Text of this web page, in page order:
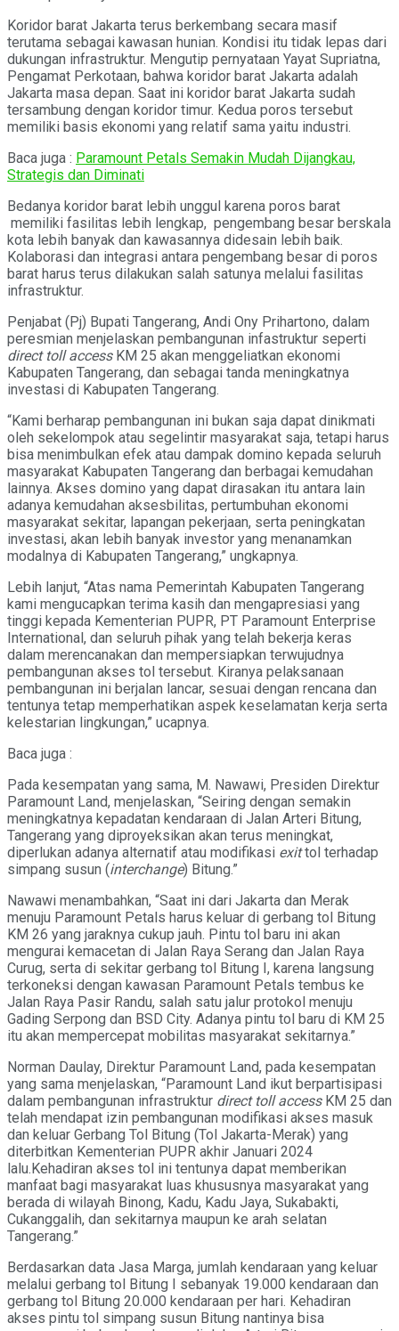
Koridor barat Jakarta terus berkembang secara masif
terutama sebagai kawasan hunian. Kondisi itu tidak lepas dari
dukungan infrastruktur. Mengutip pernyataan Yayat Supriatna,
Pengamat Perkotaan, bahwa koridor barat Jakarta adalah
Jakarta masa depan. Saat ini koridor barat Jakarta sudah
tersambung dengan koridor timur. Kedua poros tersebut
memiliki basis ekonomi yang relatif sama yaitu industri.
Baca juga : Paramount Petals Semakin Mudah Dijangkau,
Strategis dan Diminati
Bedanya koridor barat lebih unggul karena poros barat
memiliki fasilitas lebih lengkap, pengembang besar berskala
kota lebih banyak dan kawasannya didesain lebih baik.
Kolaborasi dan integrasi antara pengembang besar di poros
barat harus terus dilakukan salah satunya melalui fasilitas
infrastruktur.
Penjabat (Pj) Bupati Tangerang, Andi Ony Prihartono, dalam
peresmian menjelaskan pembangunan infastruktur seperti
direct toll accessKM 25 akan menggeliatkan ekonomi
Kabupaten Tangerang, dan sebagai tanda meningkatnya
investasi di Kabupaten Tangerang.
“Kami berharap pembangunan ini bukan saja dapat dinikmati
oleh sekelompok atau segelintir masyarakat saja, tetapi harus
bisa menimbulkan efek atau dampak domino kepada seluruh
masyarakat Kabupaten Tangerang dan berbagai kemudahan
lainnya. Akses domino yang dapat dirasakan itu antara lain
adanya kemudahan aksesbilitas, pertumbuhan ekonomi
masyarakat sekitar, lapangan pekerjaan, serta peningkatan
investasi, akan lebih banyak investor yang menanamkan
modalnya di Kabupaten Tangerang,” ungkapnya.
Lebih lanjut, “Atas nama Pemerintah Kabupaten Tangerang
kami mengucapkan terima kasih dan mengapresiasi yang
tinggi kepada Kementerian PUPR, PT Paramount Enterprise
International, dan seluruh pihak yang telah bekerja keras
dalam merencanakan dan mempersiapkan terwujudnya
pembangunan akses tol tersebut. Kiranya pelaksanaan
pembangunan ini berjalan lancar, sesuai dengan rencana dan
tentunya tetap memperhatikan aspek keselamatan kerja serta
kelestarian lingkungan,” ucapnya.
Baca juga :
Pada kesempatan yang sama, M. Nawawi, Presiden Direktur
Paramount Land, menjelaskan, “Seiring dengan semakin
meningkatnya kepadatan kendaraan di Jalan Arteri Bitung,
Tangerang yang diproyeksikan akan terus meningkat,
diperlukan adanya alternatif atau modifikasi exittol terhadap
simpang susun (interchange) Bitung.”
Nawawi menambahkan, “Saat ini dari Jakarta dan Merak
menuju Paramount Petals harus keluar di gerbang tol Bitung
KM 26 yang jaraknya cukup jauh. Pintu tol baru ini akan
mengurai kemacetan di Jalan Raya Serang dan Jalan Raya
Curug, serta di sekitar gerbang tol Bitung I, karena langsung
terkoneksi dengan kawasan Paramount Petals tembus ke
Jalan Raya Pasir Randu, salah satu jalur protokol menuju
Gading Serpong dan BSD City. Adanya pintu tol baru di KM 25
itu akan mempercepat mobilitas masyarakat sekitarnya.”
Norman Daulay, Direktur Paramount Land, pada kesempatan
yang sama menjelaskan, “Paramount Land ikut berpartisipasi
dalam pembangunan infrastruktur direct toll accessKM 25 dan
telah mendapat izin pembangunan modifikasi akses masuk
dan keluar Gerbang Tol Bitung (Tol Jakarta-Merak) yang
diterbitkan Kementerian PUPR akhir Januari 2024
lalu.Kehadiran akses tol ini tentunya dapat memberikan
manfaat bagi masyarakat luas khususnya masyarakat yang
berada di wilayah Binong, Kadu, Kadu Jaya, Sukabakti,
Cukanggalih, dan sekitarnya maupun ke arah selatan
Tangerang.”
Berdasarkan data Jasa Marga, jumlah kendaraan yang keluar
melalui gerbang tol Bitung I sebanyak 19.000 kendaraan dan
gerbang tol Bitung 20.000 kendaraan per hari. Kehadiran
akses pintu tol simpang susun Bitung nantinya bisa